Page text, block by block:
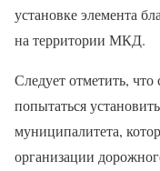
установке элемента
на территории МКД.
Следует отметить,
попытаться
муниципалитета,
организации